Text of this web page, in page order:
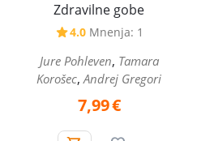
Zdravilne gobe
4.0 Mnenja: 1
Jure Pohleven, Tamara
Korošec,Andrej Gregori
7,99€